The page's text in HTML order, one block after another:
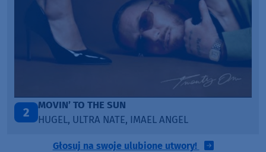
MOVIN’ TO THE SUN
HUGEL, ULTRA NATE, IMAEL ANGEL
Głosuj na swoje ulubione utwory!